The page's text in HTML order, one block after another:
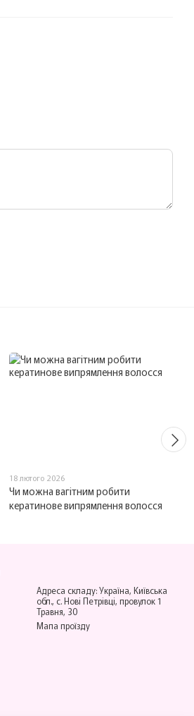
18 лютого 2026
Чи можна вагітним робити
кератинове випрямлення волосся
Адреса складу: Україна, Київська
обл., с. Нові Петрівці, провулок 1
Травня, 30
Мапа проїзду